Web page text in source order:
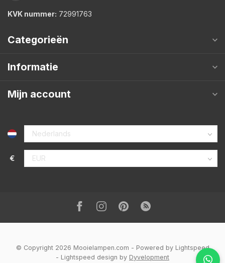
KVK nummer: 72991763
Categorieën
Informatie
Mijn account
€
© Copyright 2026 Mooielampen.com - Powered by Lightspeed
- Lightspeed design by Dyvelopment